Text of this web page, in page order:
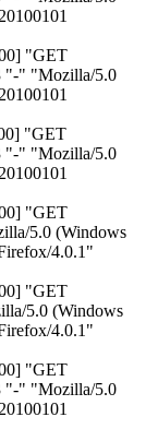
"GET
"-" "Mozilla/5.0
"GET
"-" "Mozilla/5.0
"GET
5.0 (Windows
4.0.1"
"GET
5.0 (Windows
4.0.1"
"GET
"-" "Mozilla/5.0